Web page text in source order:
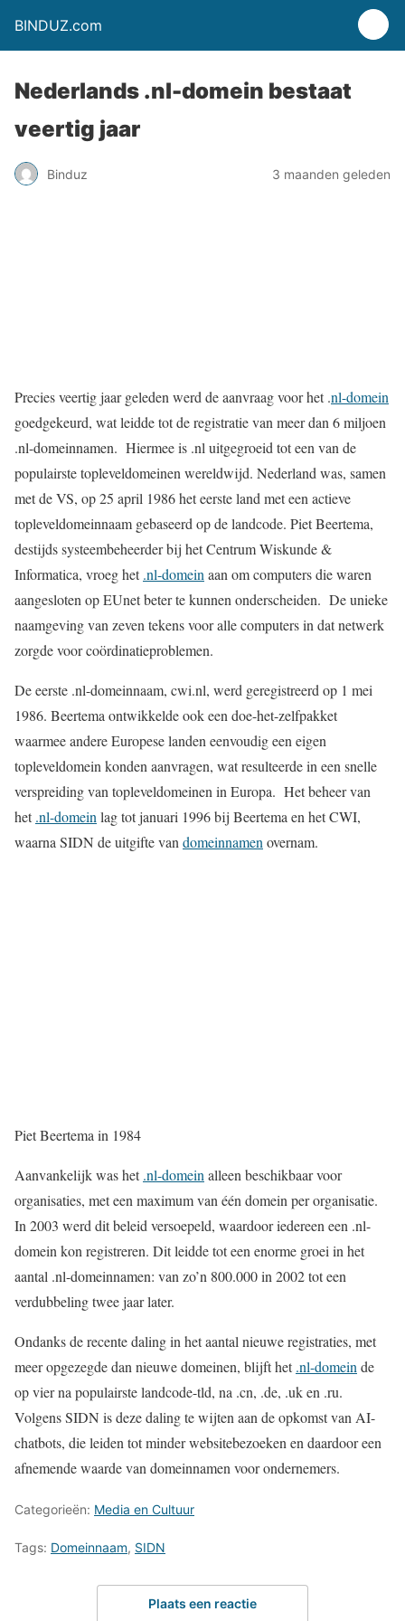
BINDUZ.com
Nederlands .nl-domein bestaat
veertig jaar
Binduz 3 maanden geleden
Precies veertig jaar geleden werd de aanvraag voor het .nl-domein
goedgekeurd, wat leidde tot de registratie van meer dan 6 miljoen
.nl-domeinnamen. Hiermee is .nl uitgegroeid tot een van de
populairste topleveldomeinen wereldwijd. Nederland was, samen
met de VS, op 25 april 1986 het eerste land met een actieve
topleveldomeinnaam gebaseerd op de landcode. Piet Beertema,
destijds systeembeheerder bij het Centrum Wiskunde &
Informatica, vroeg het.nl-domein aan om computers die waren
aangesloten op EUnet beter te kunnen onderscheiden. De unieke
naamgeving van zeven tekens voor alle computers in dat netwerk
zorgde voor coördinatieproblemen.
De eerste .nl-domeinnaam, cwi.nl, werd geregistreerd op 1 mei
1986. Beertema ontwikkelde ook een doe-het-zelfpakket
waarmee andere Europese landen eenvoudig een eigen
topleveldomein konden aanvragen, wat resulteerde in een snelle
verspreiding van topleveldomeinen in Europa. Het beheer van
het.nl-domein lag tot januari 1996 bij Beertema en het CWI,
waarna SIDN de uitgifte van domeinnamen overnam.
Piet Beertema in 1984
Aanvankelijk was het.nl-domein alleen beschikbaar voor
organisaties, met een maximum van één domein per organisatie.
In 2003 werd dit beleid versoepeld, waardoor iedereen een .nl-
domein kon registreren. Dit leidde tot een enorme groei in het
aantal .nl-domeinnamen: van zo’n 800.000 in 2002 tot een
verdubbeling twee jaar later.
Ondanks de recente daling in het aantal nieuwe registraties, met
meer opgezegde dan nieuwe domeinen, blijft het.nl-domein de
op vier na populairste landcode-tld, na .cn, .de, .uk en .ru.
Volgens SIDN is deze daling te wijten aan de opkomst van AI-
chatbots, die leiden tot minder websitebezoeken en daardoor een
afnemende waarde van domeinnamen voor ondernemers.
Categorieën: Media en Cultuur
Tags: Domeinnaam, SIDN
Plaats een reactie